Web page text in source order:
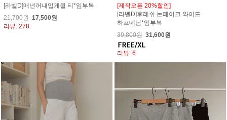
[라벨D]매년꺼내입게될 티*임부복
21,700원 17,500원
리뷰: 278
[제작오픈 20%할인]
[라벨D]후레쉬 논페이크 와이드
하프데님*임부복
39,800원 31,600원
리뷰: 6